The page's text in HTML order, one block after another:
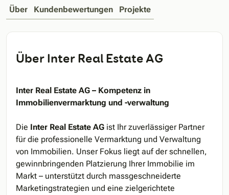
Über Kundenbewertungen Projekte
Über Inter Real Estate AG
Inter Real Estate AG – Kompetenz in
Immobilienvermarktung und -verwaltung
Die Inter Real Estate AG ist Ihr zuverlässiger Partner
für die professionelle Vermarktung und Verwaltung
von Immobilien. Unser Fokus liegt auf der schnellen,
gewinnbringenden Platzierung Ihrer Immobilie im
Markt – unterstützt durch massgeschneiderte
Marketingstrategien und eine zielgerichtete